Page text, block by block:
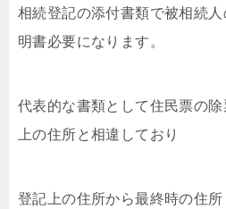
相続登記の添付書類で被相続
明書必要になります。
代表的な書類として住民票の
上の住所と相違しており
登記上の住所から最終時の住